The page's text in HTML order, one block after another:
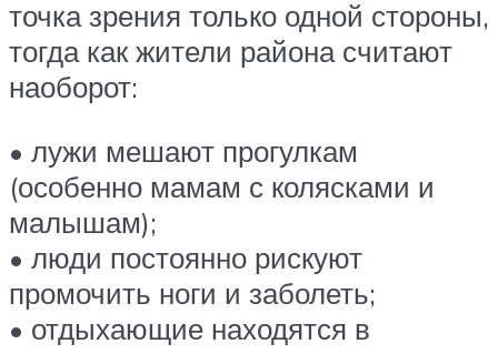
точка зрения только одной стороны,
тогда как жители района считают
наоборот:
• лужи мешают прогулкам
(особенно мамам с колясками и
малышам);
• люди постоянно рискуют
промочить ноги и заболеть;
• отдыхающие находятся в